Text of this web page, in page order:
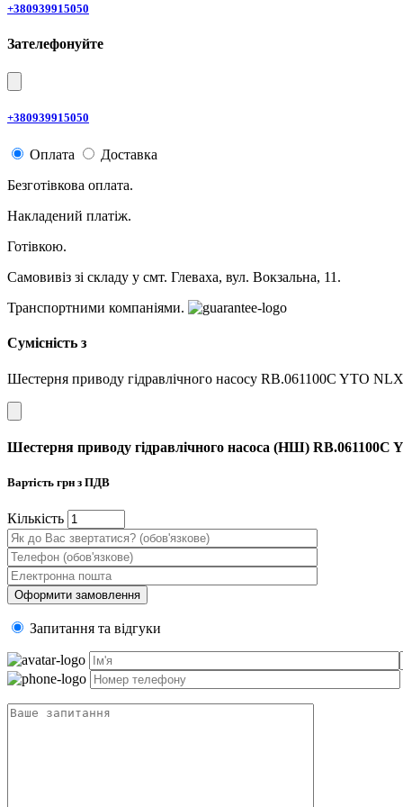
+380939915050
Зателефонуйте
+380939915050
Оплата
Доставка
Безготівкова оплата.
Накладений платіж.
Готівкою.
Самовивіз зі складу у смт. Глеваха, вул. Вокзальна, 11.
Транспортними компаніями.
Сумісність з
Шестерня приводу гідравлічного насосу RB.061100C YTO
Шестерня приводу гідравлічного насоса (НШ)
Вартість грн з ПДВ
Кiлькiсть
Запитання та вiдгуки